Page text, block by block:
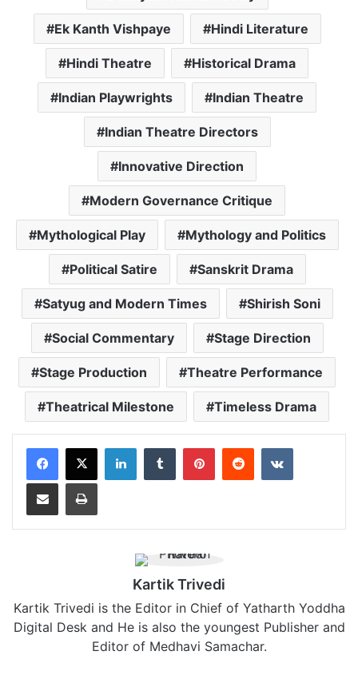
Ek Kanth Vishpaye Hindi Literature
Hindi Theatre Historical Drama
Indian Playwrights Indian Theatre
Indian Theatre Directors
Innovative Direction
Modern Governance Critique
Mythological Play Mythology and Politics
Political Satire Sanskrit Drama
Satyug and Modern Times Shirish Soni
Social Commentary Stage Direction
Stage Production Theatre Performance
Theatrical Milestone Timeless Drama
Kartik Trivedi
Kartik Trivedi is the Editor in Chief of Yatharth Yoddha
Digital Desk and He is also the youngest Publisher and
Editor of Medhavi Samachar.